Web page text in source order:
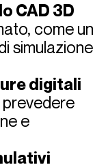
CAD 3D
come un
simulazione
digitali
e